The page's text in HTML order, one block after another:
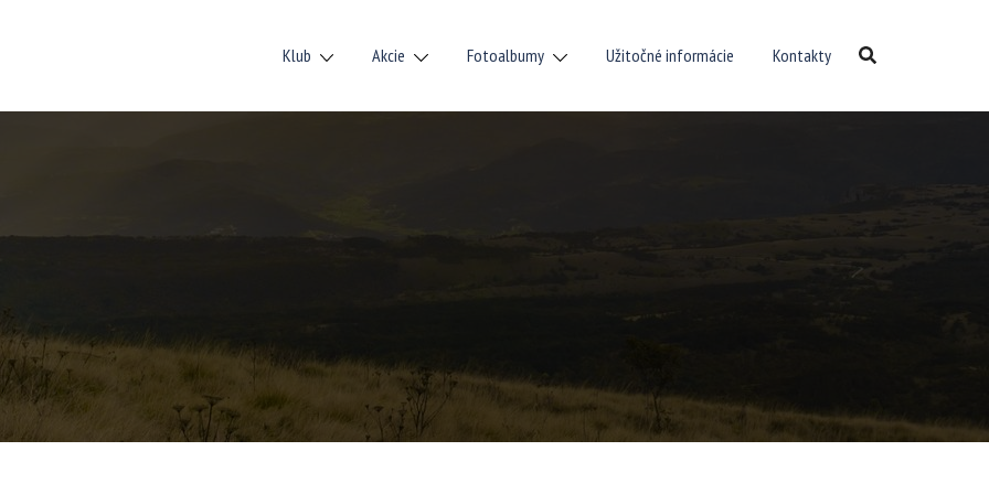
Klub Akcie Fotoalbumy Užitočné informácie Kontakty